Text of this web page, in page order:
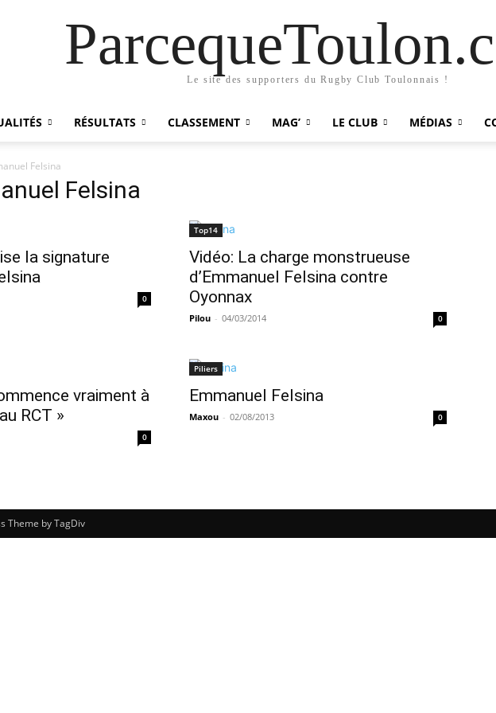
Le site des supporters du Rugby Club Toulonnais !
RÉSULTATS CLASSEMENT MAG’ LE CLUB MÉDIAS
Felsina
Felsina
la signature
0
Top14
Vidéo: La charge monstrueuse
d’Emmanuel Felsina contre
Oyonnax
Pilou - 04/03/2014 0
vraiment à
RCT »
0
Piliers
Emmanuel Felsina
Maxou - 02/08/2013 0
Theme by TagDiv